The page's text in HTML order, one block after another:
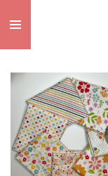
direct
naar
hoofdinhoud